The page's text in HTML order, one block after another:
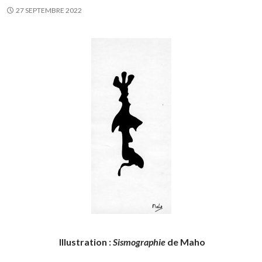
27 SEPTEMBRE 2022
Illustration :Sismographiede Maho